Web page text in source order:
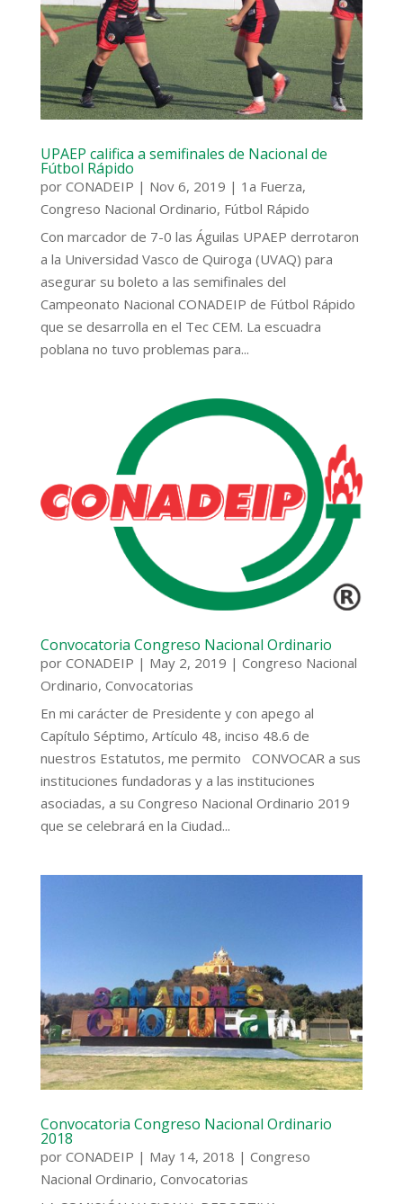
UPAEP califica a semifinales de Nacional de
Fútbol Rápido
por CONADEIP | Nov 6, 2019 | 1a Fuerza,
Congreso Nacional Ordinario, Fútbol Rápido
Con marcador de 7-0 las Águilas UPAEP derrotaron
a la Universidad Vasco de Quiroga (UVAQ) para
asegurar su boleto a las semifinales del
Campeonato Nacional CONADEIP de Fútbol Rápido
que se desarrolla en el Tec CEM. La escuadra
poblana no tuvo problemas para...
Convocatoria Congreso Nacional Ordinario
por CONADEIP | May 2, 2019 | Congreso Nacional
Ordinario, Convocatorias
En mi carácter de Presidente y con apego al
Capítulo Séptimo, Artículo 48, inciso 48.6 de
nuestros Estatutos, me permito CONVOCAR a sus
instituciones fundadoras y a las instituciones
asociadas, a su Congreso Nacional Ordinario 2019
que se celebrará en la Ciudad...
Convocatoria Congreso Nacional Ordinario
2018
por CONADEIP | May 14, 2018 | Congreso
Nacional Ordinario, Convocatorias